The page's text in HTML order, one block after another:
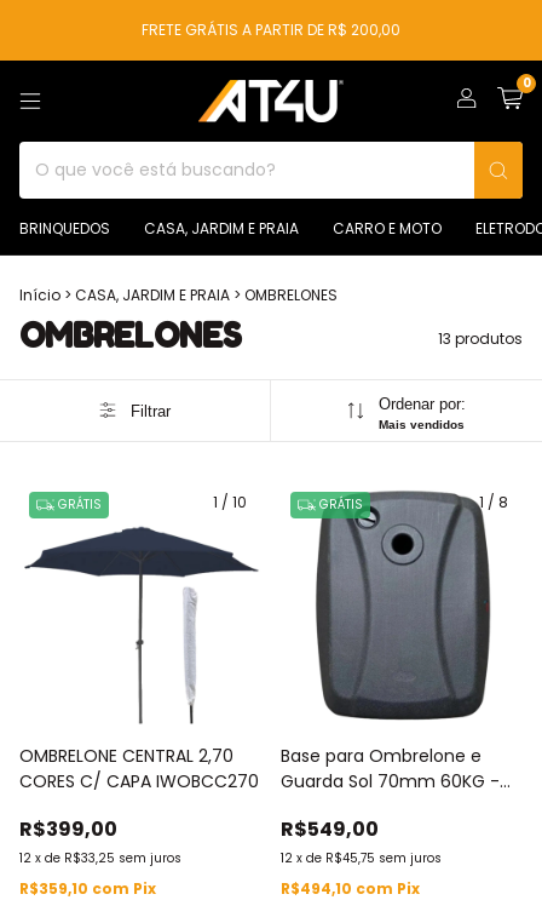
FRETE GRÁTIS A PARTIR DE R$ 200,00
0
BRINQUEDOS CASA, JARDIM E PRAIA CARRO E MOTO
Início > CASA, JARDIM E PRAIA > OMBRELONES
OMBRELONES 13 produtos
Filtrar Ordenar por:
Mais vendidos
1 / 10
GRÁTIS
OMBRELONE CENTRAL 2,70
CORES C/ CAPA IWOBCC270
R$399,00
12 x de R$33,25 sem juros
R$359,10 com Pix
1 / 8
GRÁTIS
Base para Ombrelone e
Guarda Sol 70mm 60KG -
Iwbo60
R$549,00
12 x de R$45,75 sem juros
R$494,10 com Pix